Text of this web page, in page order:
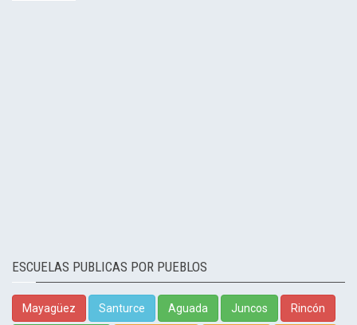
ESCUELAS PUBLICAS POR PUEBLOS
Mayagüez Santurce Aguada Juncos Rincón